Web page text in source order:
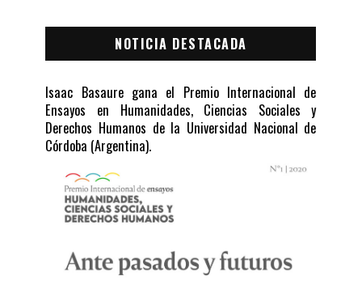
NOTICIA DESTACADA
Isaac Basaure gana el Premio Internacional de
Ensayos en Humanidades, Ciencias Sociales y
Derechos Humanos de la Universidad Nacional de
Córdoba (Argentina).